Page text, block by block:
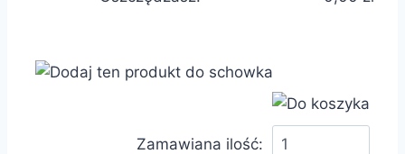
Zamawiana ilość: